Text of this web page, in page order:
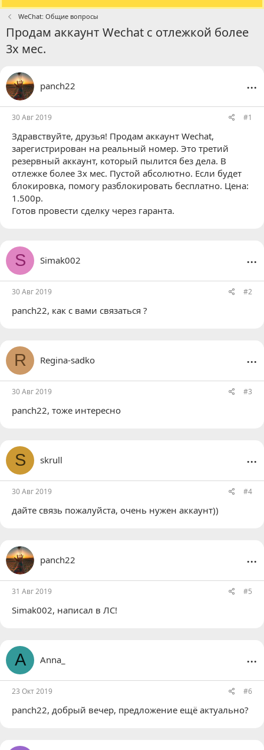
WeChat: Общие вопросы
Продам аккаунт Wechat с отлежкой более
3х мес.
panch22 ...
30 Авг 2019 #1
Здравствуйте, друзья! Продам аккаунт Wechat,
зарегистрирован на реальный номер. Это третий
резервный аккаунт, который пылится без дела. В
отлежке более 3х мес. Пустой абсолютно. Если будет
блокировка, помогу разблокировать бесплатно. Цена:
1.500р.
Готов провести сделку через гаранта.
S Simak002 ...
30 Авг 2019 #2
panch22, как с вами связаться ?
R Regina-sadko ...
30 Авг 2019 #3
panch22, тоже интересно
S skrull ...
30 Авг 2019 #4
дайте связь пожалуйста, очень нужен аккаунт))
panch22 ...
31 Авг 2019 #5
Simak002, написал в ЛС!
A Anna_ ...
23 Окт 2019 #6
panch22, добрый вечер, предложение ещё актуально?